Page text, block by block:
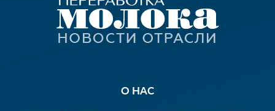
О НАС